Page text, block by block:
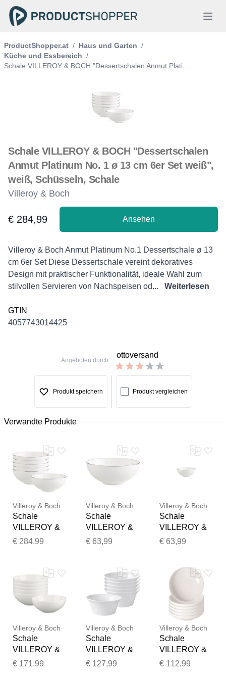
ProductShopper.at / Haus und Garten /
Küche und Essbereich /
Schale VILLEROY & BOCH "Dessertschalen Anmut Plati...
Schale VILLEROY & BOCH "Dessertschalen
Anmut Platinum No. 1 ø 13 cm 6er Set weiß",
weiß, Schüsseln, Schale
Villeroy & Boch
Product information
€ 284,99 Ansehen
Description
Villeroy & Boch Anmut Platinum No.1 Dessertschale ø 13
cm 6er Set Diese Dessertschale vereint dekoratives
Design mit praktischer Funktionalität, ideale Wahl zum
stilvollen Servieren von Nachspeisen od...
Weiterlesen
GTIN
4057743014425
Angeboten durch
ottoversand
Produkt speichern Produkt vergleichen
Verwandte Produkte
Villeroy & Boch
Schale
VILLEROY &
BOCH
Platinum No. 1
ø 13 cm 6er
Set weiß",
weiß,
Schüsseln,
Schale
€ 284,99
Villeroy & Boch
Schale
VILLEROY &
BOCH
Platinum No. 1
ø 13 cm weiß",
weiß,
Schüsseln,
Schale
€ 63,99
Villeroy & Boch
Schale
VILLEROY &
BOCH
Platinum No. 1
ø 13 cm weiß",
weiß,
Schüsseln,
Schale
€ 63,99
Villeroy & Boch
Schale
VILLEROY &
BOCH
€ 171,99
Villeroy & Boch
Schale
VILLEROY &
BOCH
€ 127,99
Villeroy & Boch
Schale
VILLEROY &
BOCH
€ 112,99
Vielen Dank für Ihr
Feedback
Ihr Feedback wird nun vor
der Veröffentlichung von
unserem Team geprüft.